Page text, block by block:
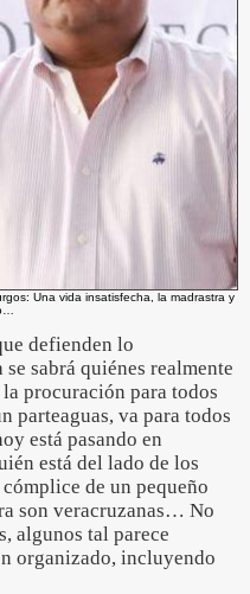
Una vida insatisfecha, la madrastra y
defienden lo
sabrá quiénes realmente
procuración para todos
parteaguas, va para todos
está pasando en
está del lado de los
de un pequeño
son veracruzanas… No
algunos tal parece
organizado, incluyendo